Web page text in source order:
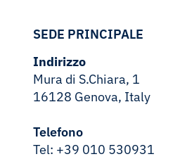
SEDE PRINCIPALE
Indirizzo
Mura di S.Chiara, 1
16128 Genova, Italy
Telefono
Tel: +39 010 530931